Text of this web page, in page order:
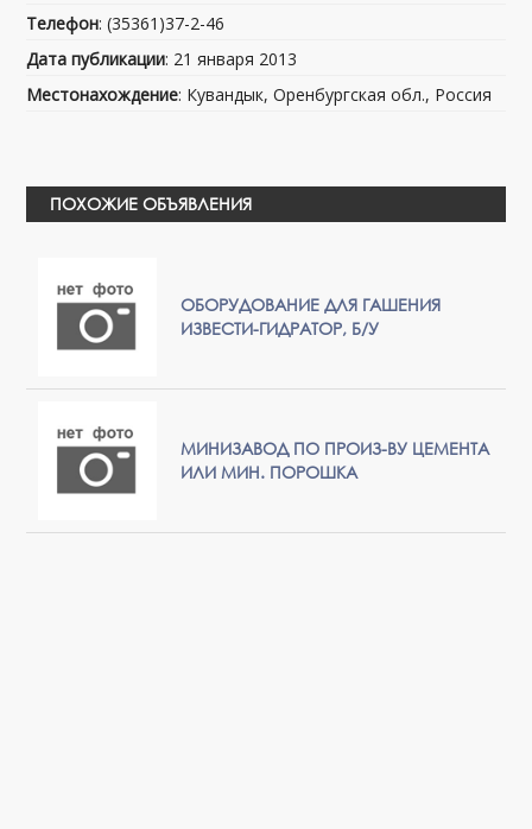
Телефон: (35361)37-2-46
Дата публикации: 21 января 2013
Местонахождение: Кувандык, Оренбургская обл., Россия
ПОХОЖИЕ ОБЪЯВЛЕНИЯ
ОБОРУДОВАНИЕ ДЛЯ ГАШЕНИЯ
ИЗВЕСТИ-ГИДРАТОР, Б/У
МИНИЗАВОД ПО ПРОИЗ-ВУ ЦЕМЕНТА
ИЛИ МИН. ПОРОШКА